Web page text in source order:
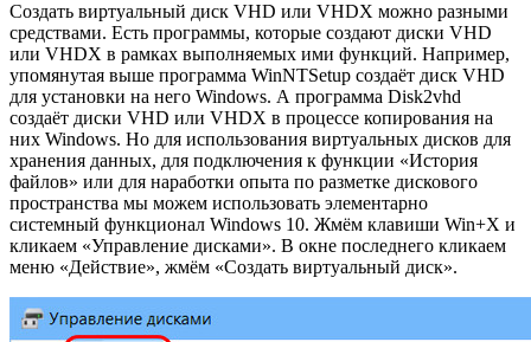
Создать виртуальный диск VHD или VHDX можно разными
средствами. Есть программы, которые создают диски VHD
или VHDX в рамках выполняемых ими функций. Например,
упомянутая выше программа WinNTSetup создаёт диск VHD
для установки на него Windows. А программа Disk2vhd
создаёт диски VHD или VHDX в процессе копирования на
них Windows. Но для использования виртуальных дисков для
хранения данных, для подключения к функции «История
файлов» или для наработки опыта по разметке дискового
пространства мы можем использовать элементарно
системный функционал Windows 10. Жмём клавиши Win+X и
кликаем «Управление дисками». В окне последнего кликаем
меню «Действие», жмём «Создать виртуальный диск».